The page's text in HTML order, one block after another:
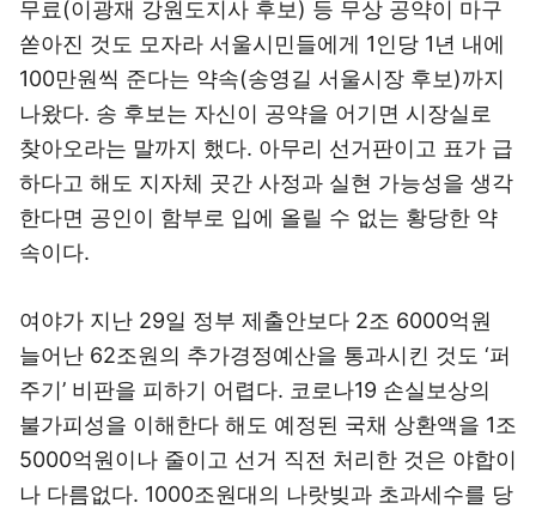
무료(이광재 강원도지사 후보) 등 무상 공약이 마구
쏟아진 것도 모자라 서울시민들에게 1인당 1년 내에
100만원씩 준다는 약속(송영길 서울시장 후보)까지
나왔다. 송 후보는 자신이 공약을 어기면 시장실로
찾아오라는 말까지 했다. 아무리 선거판이고 표가 급
하다고 해도 지자체 곳간 사정과 실현 가능성을 생각
한다면 공인이 함부로 입에 올릴 수 없는 황당한 약
속이다.
여야가 지난 29일 정부 제출안보다 2조 6000억원
늘어난 62조원의 추가경정예산을 통과시킨 것도 ‘퍼
주기’ 비판을 피하기 어렵다. 코로나19 손실보상의
불가피성을 이해한다 해도 예정된 국채 상환액을 1조
5000억원이나 줄이고 선거 직전 처리한 것은 야합이
나 다름없다. 1000조원대의 나랏빚과 초과세수를 당